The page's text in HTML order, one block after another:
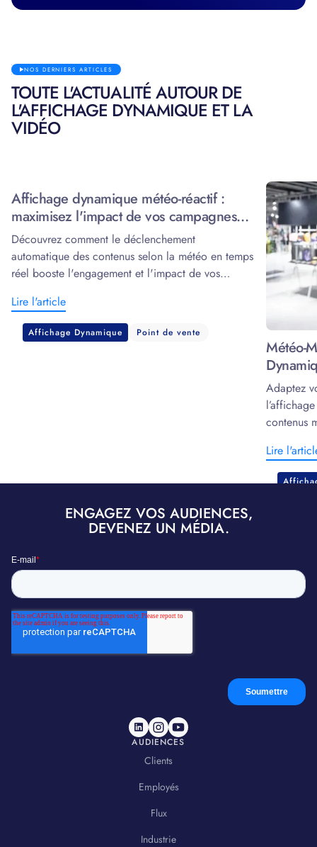
NOS DERNIERS ARTICLES
TOUTE L'ACTUALITÉ AUTOUR DE
L'AFFICHAGE DYNAMIQUE ET LA
VIDÉO
Affichage dynamique météo-réactif :
maximisez l'impact de vos campagnes
grâce à la data
Découvrez comment le déclenchement
automatique des contenus selon la météo en temps
réel booste l'engagement et l'impact de vos
Lire l'article
Affichage Dynamique Point de vente
Météo-
Adaptez
contenus
Lire
ENGAGEZ VOS AUDIENCES,
DEVENEZ UN MÉDIA.
AUDIENCES
Clients
Employés
Flux
Industrie